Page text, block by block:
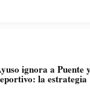
ignora a Puente
la estrategia